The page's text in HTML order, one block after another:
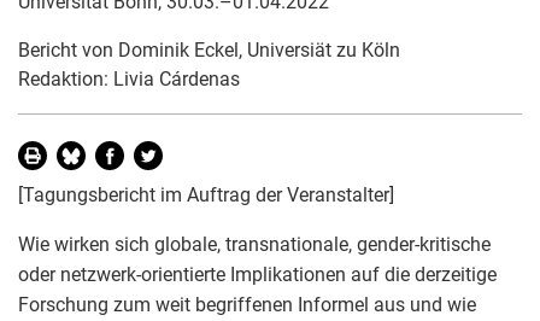
Bericht von Dominik Eckel, Universiät zu Köln
Redaktion: Livia Cárdenas
[Tagungsbericht im Auftrag der Veranstalter]
Wie wirken sich globale, transnationale, gender-kritische
oder netzwerk-orientierte Implikationen auf die derzeitige
Forschung zum weit begriffenen Informel aus und wie